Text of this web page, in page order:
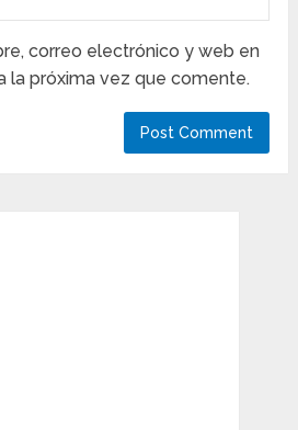
correo electrónico y web en
la próxima vez que comente.